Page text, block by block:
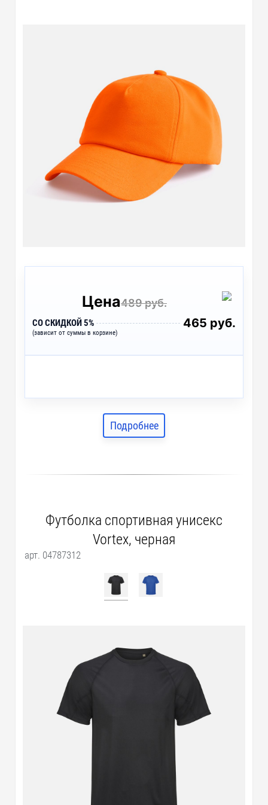
Цена489 руб.
СО СКИДКОЙ 5%
(зависит от суммы в корзине)
465 руб.
Подробнее
Футболка спортивная унисекс
Vortex, черная
арт. 04787312